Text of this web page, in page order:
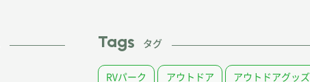
Tags タグ
RVパーク アウトドア アウトドアグッズ